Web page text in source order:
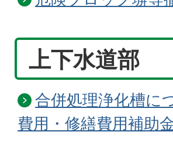
上下水道部
合併処理浄化槽に
費用・修繕費用補助金